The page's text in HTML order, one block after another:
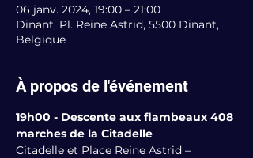
06 janv. 2024, 19:00 – 21:00
Dinant, Pl. Reine Astrid, 5500 Dinant,
Belgique
À propos de l'événement
19h00 - Descente aux flambeaux 408
marches de la Citadelle
Citadelle et Place Reine Astrid –